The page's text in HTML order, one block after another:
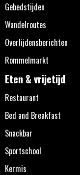
Gebedstijden
Wandelroutes
Overlijdensberichten
Rommelmarkt
Eten & vrijetijd
Restaurant
Bed and Breakfast
Snackbar
Sportschool
Kermis